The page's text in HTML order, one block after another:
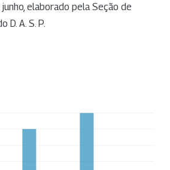
elaborado pela Seção de
D. A. S. P.